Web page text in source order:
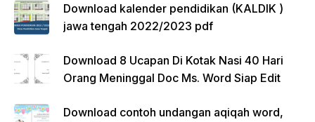
Download kalender pendidikan (KALDIK )
jawa tengah 2022/2023 pdf
Download 8 Ucapan Di Kotak Nasi 40 Hari
Orang Meninggal Doc Ms. Word Siap Edit
Download contoh undangan aqiqah word,